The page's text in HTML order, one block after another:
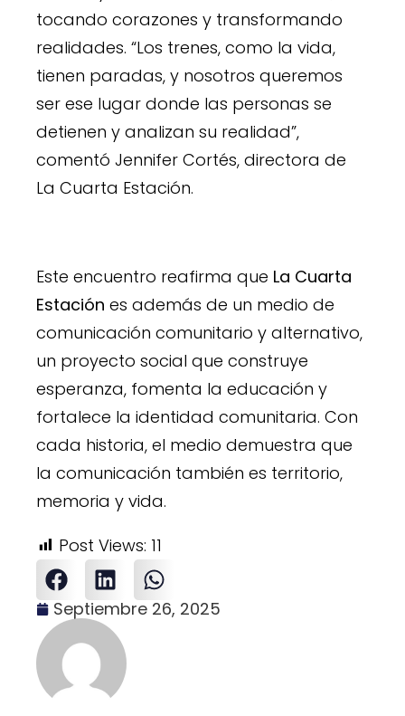
tocando corazones y transformando
realidades. “Los trenes, como la vida,
tienen paradas, y nosotros queremos
ser ese lugar donde las personas se
detienen y analizan su realidad”,
comentó Jennifer Cortés, directora de
La Cuarta Estación.
Este encuentro reafirma que La Cuarta
Estación es además de un medio de
comunicación comunitario y alternativo,
un proyecto social que construye
esperanza, fomenta la educación y
fortalece la identidad comunitaria. Con
cada historia, el medio demuestra que
la comunicación también es territorio,
memoria y vida.
Post Views: 11
Septiembre 26, 2025